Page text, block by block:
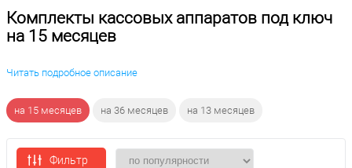
Комплекты кассовых аппаратов под ключ
на 15 месяцев
Читать подробное описание
на 15 месяцев на 36 месяцев на 13 месяцев
Фильтр